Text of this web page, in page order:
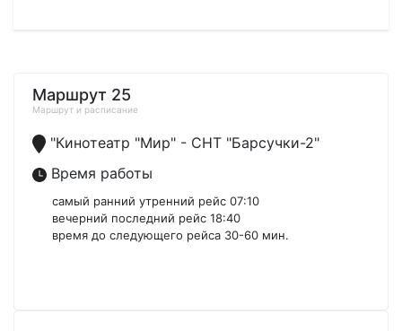
Маршрут 25
Маршрут и расписание
"Кинотеатр "Мир" - СНТ "Барсучки-2"
Время работы
самый ранний утренний рейс 07:10
вечерний последний рейс 18:40
время до следующего рейса 30-60 мин.